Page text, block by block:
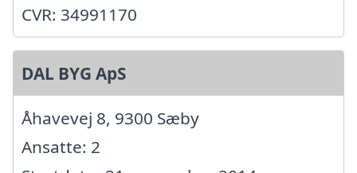
CVR: 34991170
DAL BYG ApS
Åhavevej 8, 9300 Sæby
Ansatte: 2